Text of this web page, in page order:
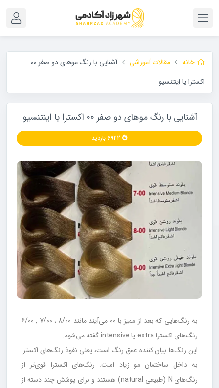
خانه مقالات آموزشی
آشنایی با رنگ موهای دو صفر ۰۰
اکسترا یا اینتنسیو
آشنایی با رنگ موهای دو صفر ۰۰ اکسترا یا اینتنسیو
به رنگ‌هایی که بعد از ممیز با 00 می‌آیند مانند 8/00 ، 7/00 , 6/00
رنگ‌های اکسترا extra یا intensive گفته می‌شود.
این رنگ‌ها بیان کننده عمق رنگ است، یعنی نفوذ رنگ‌های اکسترا
به داخل ساختمان مو زیاد است. رنگ‌های اکسترا قوی‌تر از
رنگ‌های N (طبیعی natural) هستند و برای پوشش چند دسته از